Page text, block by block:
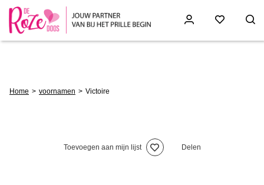
Home voornamen Victoire
Toevoegen aan mijn lijst Delen